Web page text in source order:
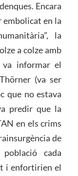
Encara
embolicat en la
la
a colze amb
informar el
(va ser
que no estava
predir que la
en els crims
de
cada
i enfortirien el